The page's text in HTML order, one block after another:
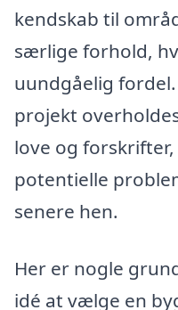
kendskab til
særlige forhold,
uundgåelig
projekt
love og
potentielle
senere hen.
Her er nogle
idé at vælge en